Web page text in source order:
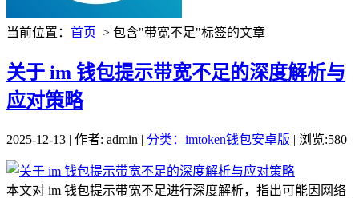
当前位置： 首页 > 包含"带宽不足"标签的文章
关于 im 钱包提示带宽不足的深度解析与
应对策略
2025-12-13 | 作者: admin | 分类：imtoken钱包安卓版 | 浏览:580
本文对 im 钱包提示带宽不足进行深度解析，指出可能因网络